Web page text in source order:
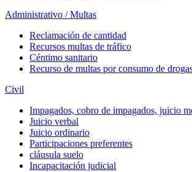
Administrativo / Multas
Reclamación de cantidad
Recursos multas de tráfico
Céntimo sanitario
Recurso de multas por consumo de
Civil
Impagados, cobro de impagados, juicio
Juicio verbal
Juicio ordinario
Participaciones preferentes
cláusula suelo
Incapacitación judicial